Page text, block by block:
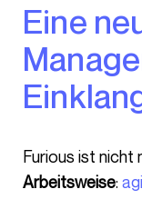
Eine neue
Furious ist nicht
Arbeitsweise: